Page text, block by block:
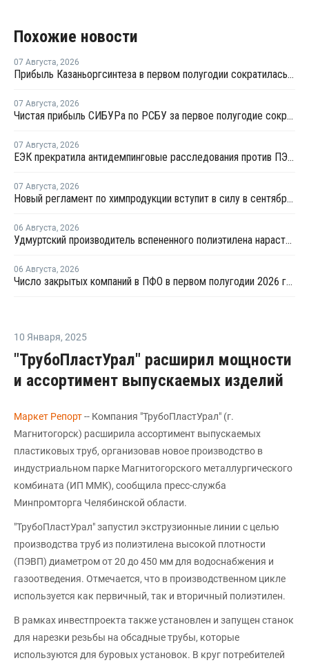
Похожие новости
07 Августа, 2026
Прибыль Казаньоргсинтеза в первом полугодии сократилась более чем в 2 раза
07 Августа, 2026
Чистая прибыль СИБУРа по РСБУ за первое полугодие сократилась в 3,6 раза
07 Августа, 2026
ЕЭК прекратила антидемпинговые расследования против ПЭ и ПП из Азербайджана и Туркменистана
07 Августа, 2026
Новый регламент по химпродукции вступит в силу в сентябре 2027 года
06 Августа, 2026
Удмуртский производитель вспененного полиэтилена нарастит выпуск на 15%
06 Августа, 2026
Число закрытых компаний в ПФО в первом полугодии 2026 года вдвое превысило число новых
10 Января, 2025
"ТрубоПластУрал" расширил мощности
и ассортимент выпускаемых изделий
Маркет Репорт-- Компания "ТрубоПластУрал" (г.
Магнитогорск) расширила ассортимент выпускаемых
пластиковых труб, организовав новое производство в
индустриальном парке Магнитогорского металлургического
комбината (ИП ММК), сообщила пресс-служба
Минпромторга Челябинской области.
"ТрубоПластУрал" запустил экструзионные линии с целью
производства труб из полиэтилена высокой плотности
(ПЭВП) диаметром от 20 до 450 мм для водоснабжения и
газоотведения. Отмечается, что в производственном цикле
используется как первичный, так и вторичный полиэтилен.
В рамках инвестпроекта также установлен и запущен станок
для нарезки резьбы на обсадные трубы, которые
используются для буровых установок. В круг потребителей